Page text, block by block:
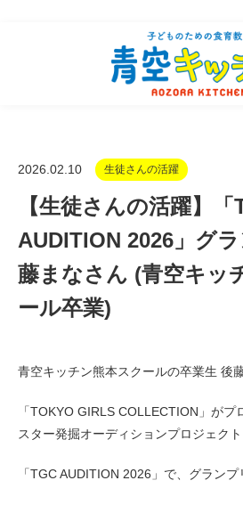
2026.02.10 生徒さんの活躍
【生徒さんの活躍】「
AUDITION 2026」グ
藤まなさん (青空キッ
ール卒業)
青空キッチン熊本スクールの卒業生 後
「TOKYO GIRLS COLLECTION」が
スター発掘オーディションプロジェクト
「TGC AUDITION 2026」で、グランプ